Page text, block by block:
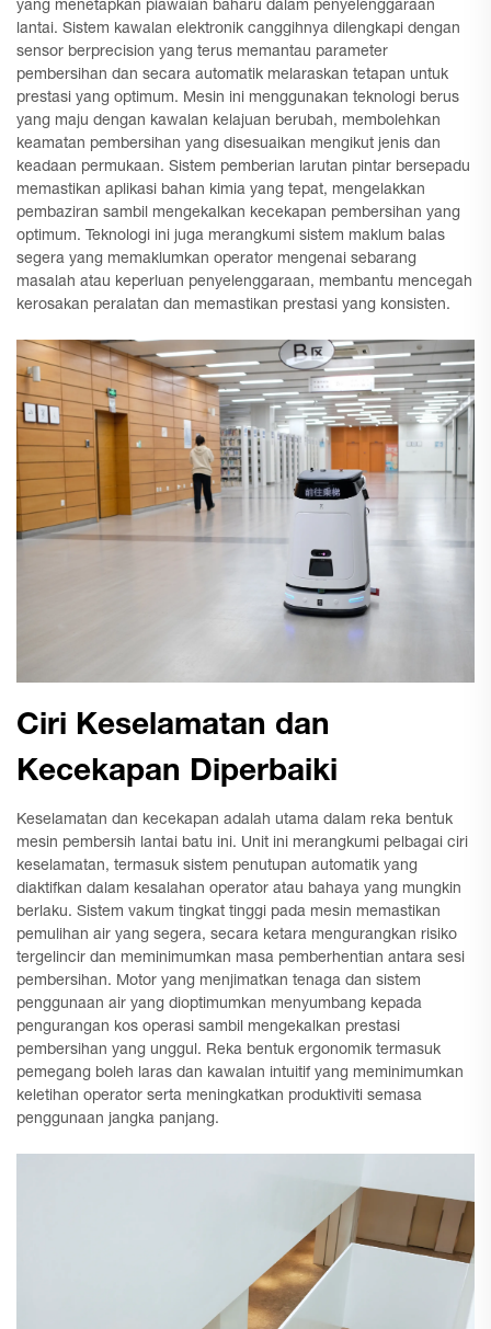
yang menetapkan piawaian baharu dalam penyelenggaraan
lantai. Sistem kawalan elektronik canggihnya dilengkapi dengan
sensor berprecision yang terus memantau parameter
pembersihan dan secara automatik melaraskan tetapan untuk
prestasi yang optimum. Mesin ini menggunakan teknologi berus
yang maju dengan kawalan kelajuan berubah, membolehkan
keamatan pembersihan yang disesuaikan mengikut jenis dan
keadaan permukaan. Sistem pemberian larutan pintar bersepadu
memastikan aplikasi bahan kimia yang tepat, mengelakkan
pembaziran sambil mengekalkan kecekapan pembersihan yang
optimum. Teknologi ini juga merangkumi sistem maklum balas
segera yang memaklumkan operator mengenai sebarang
masalah atau keperluan penyelenggaraan, membantu mencegah
kerosakan peralatan dan memastikan prestasi yang konsisten.
Ciri Keselamatan dan
Kecekapan Diperbaiki
Keselamatan dan kecekapan adalah utama dalam reka bentuk
mesin pembersih lantai batu ini. Unit ini merangkumi pelbagai ciri
keselamatan, termasuk sistem penutupan automatik yang
diaktifkan dalam kesalahan operator atau bahaya yang mungkin
berlaku. Sistem vakum tingkat tinggi pada mesin memastikan
pemulihan air yang segera, secara ketara mengurangkan risiko
tergelincir dan meminimumkan masa pemberhentian antara sesi
pembersihan. Motor yang menjimatkan tenaga dan sistem
penggunaan air yang dioptimumkan menyumbang kepada
pengurangan kos operasi sambil mengekalkan prestasi
pembersihan yang unggul. Reka bentuk ergonomik termasuk
pemegang boleh laras dan kawalan intuitif yang meminimumkan
keletihan operator serta meningkatkan produktiviti semasa
penggunaan jangka panjang.